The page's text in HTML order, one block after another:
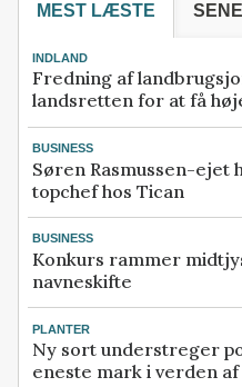
MEST LÆSTE
INDLAND
Fredning af
landsretten for at få
BUSINESS
Søren Rasmussen-ejet
topchef hos Tican
BUSINESS
Konkurs rammer
navneskifte
PLANTER
Ny sort understreger
eneste mark i verden af